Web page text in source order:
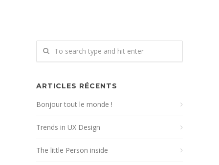
ARTICLES RÉCENTS
Bonjour tout le monde !
Trends in UX Design
The little Person inside